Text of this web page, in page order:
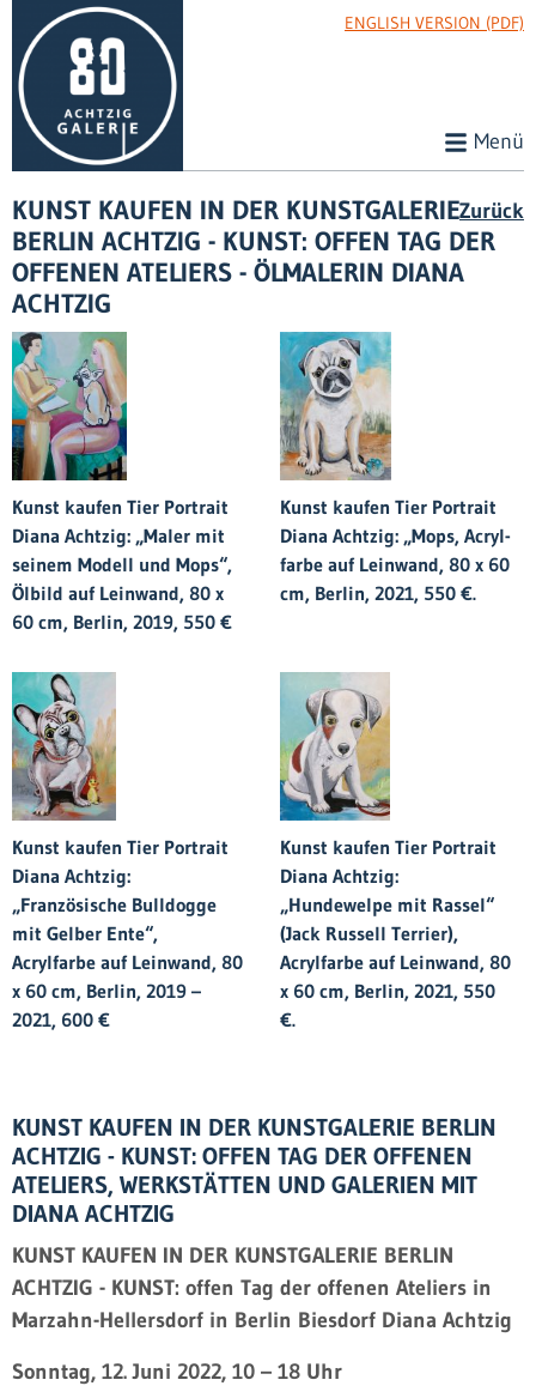
ENGLISH VERSION (PDF)
Menü
KUNST KAUFEN IN DER KUNSTGALERIE
BERLIN ACHTZIG - KUNST: OFFEN TAG DER
OFFENEN ATELIERS - ÖLMALERIN DIANA
ACHTZIG
Kunst kaufen Tier Portrait
Diana Achtzig: „Maler mit
seinem Modell und Mops“,
Ölbild auf Leinwand, 80 x
60 cm, Berlin, 2019, 550 €
Kunst kaufen Tier Portrait
Diana Achtzig: „Mops, Acryl-
farbe auf Leinwand, 80 x 60
cm, Berlin, 2021, 550 €.
Kunst kaufen Tier Portrait
Diana Achtzig:
„Französische Bulldogge
mit Gelber Ente“,
Acrylfarbe auf Leinwand, 80
x 60 cm, Berlin, 2019 –
2021, 600 €
Kunst kaufen Tier Portrait
Diana Achtzig:
„Hundewelpe mit Rassel“
(Jack Russell Terrier),
Acrylfarbe auf Leinwand, 80
x 60 cm, Berlin, 2021, 550
€.
KUNST KAUFEN IN DER KUNSTGALERIE BERLIN
ACHTZIG - KUNST: OFFEN TAG DER OFFENEN
ATELIERS, WERKSTÄTTEN UND GALERIEN MIT
DIANA ACHTZIG
KUNST KAUFEN IN DER KUNSTGALERIE BERLIN
ACHTZIG - KUNST: offen Tag der offenen Ateliers in
Marzahn-Hellersdorf in Berlin Biesdorf Diana Achtzig
Sonntag, 12. Juni 2022, 10 – 18 Uhr
Zurück